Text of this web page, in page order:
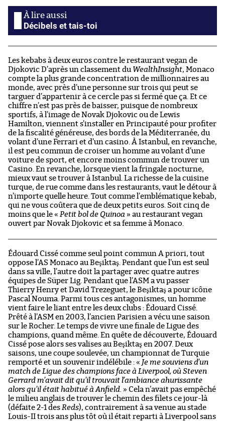
Décibels et tais-toi
Les kebabs à deux euros contre le restaurant vegan de
Djokovic D’après un classement du WealthInsight, Monaco
compte la plus grande concentration de millionnaires au
monde, avec près d’une personne sur trois qui peut se
targuer d’appartenir à ce cercle pas si fermé que ça. Et ce
chiffre n’est pas près de baisser, puisque de nombreux
sportifs, à l’image de Novak Djokovic ou de Lewis
Hamilton, viennent s’installer en Principauté pour profiter
de la fiscalité généreuse, des bords de la Méditerranée, du
volant d’une Ferrari et d’un casino. À Istanbul, en revanche,
il est peu commun de croiser un homme au volant d’une
voiture de sport, et encore moins commun de trouver un
Casino. En revanche, lorsque vient la fringale nocturne,
mieux vaut se trouver à Istanbul. La richesse de la cuisine
turque, de rue comme dans les restaurants, vaut le détour à
n’importe quelle heure. Tout comme l’emblématique kebab,
qui ne vous coûtera que de deux petits euros. Soit cinq de
moins que le « Petit bol de Quinoa » au restaurant vegan
ouvert par Novak Djokovic et sa femme à Monaco.
Édouard Cissé comme seul point commun A priori, tout
oppose l’AS Monaco au Beşiktaş. Pendant que l’un est seul
dans sa ville, l’autre doit la partager avec quatre autres
équipes de Süper Lig. Pendant que l’ASM a vu passer
Thierry Henry et David Trezeguet, le Beşiktaş a pour icône
Pascal Nouma. Parmi tous ces antagonismes, un homme
vient faire le liant entre les deux clubs : Édouard Cissé.
Prêté à l’ASM en 2003, l’ancien Parisien a vécu une saison
sur le Rocher. Le temps de vivre une finale de Ligue des
champions, quand même. En quête de découverte, Édouard
Cissé pose alors ses valises au Beşiktaş en 2007. Deux
saisons, une coupe soulevée, un championnat de Turquie
remporté et un souvenir indélébile : « Je me souviens d’un
match de Ligue des champions face à Liverpool, où Steven
Gerrard m’avait dit qu’il trouvait l’ambiance ahurissante
alors qu’il était habitué à Anfield. » Cela n’avait pas empêché
le milieu anglais de trouver le chemin des filets ce jour-là
(défaite 2-1 des Reds), contrairement à sa venue au stade
Louis-II trois ans plus tôt où il était reparti à Liverpool sans